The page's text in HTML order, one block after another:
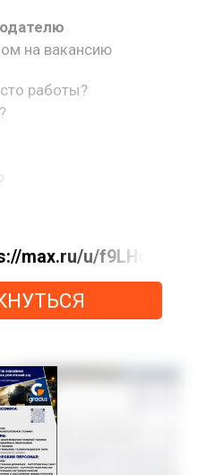
на вакансию
работы?
max.ru/u/